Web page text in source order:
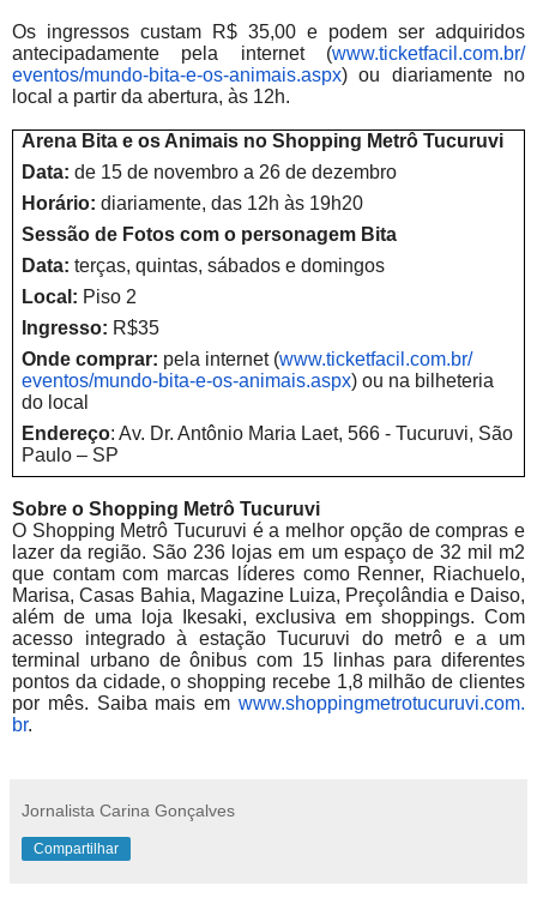
Os ingressos custam R$ 35,00 e podem ser adquiridos
antecipadamente pela internet (www.ticketfacil.com.br/
eventos/mundo-bita-e-os-animais.aspx) ou diariamente no
local a partir da abertura, às 12h.
Arena Bita e os Animais no Shopping Metrô Tucuruvi
Data: de 15 de novembro a 26 de dezembro
Horário:diariamente, das 12h às 19h20
Sessão de Fotos com o personagem Bita
Data:terças, quintas, sábados e domingos
Local: Piso 2
Ingresso: R$35
Onde comprar: pela internet (www.ticketfacil.com.br/
eventos/mundo-bita-e-os-animais.aspx) ou na bilheteria
do local
Endereço: Av. Dr. Antônio Maria Laet, 566 - Tucuruvi, São
Paulo – SP
Sobre o Shopping Metrô Tucuruvi
O Shopping Metrô Tucuruvi é a melhor opção de compras e
lazer da região. São 236 lojas em um espaço de 32 mil m2
que contam com marcas líderes como Renner, Riachuelo,
Marisa, Casas Bahia, Magazine Luiza, Preçolândia e Daiso,
além de uma loja Ikesaki, exclusiva em shoppings. Com
acesso integrado à estação Tucuruvi do metrô e a um
terminal urbano de ônibus com 15 linhas para diferentes
pontos da cidade, o shopping recebe 1,8 milhão de clientes
por mês. Saiba mais em www.shoppingmetrotucuruvi.com.
br.
Jornalista Carina Gonçalves
Compartilhar